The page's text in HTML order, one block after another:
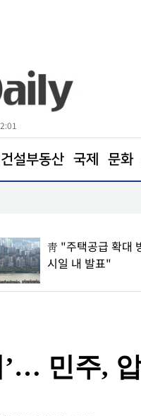
건설부동산 국제 문화
롯데에너지머티리
매출 21% 반등… 영
’… 민주,